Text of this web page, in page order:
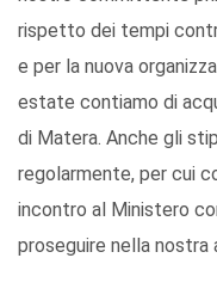
rispetto dei tempi
e per la nuova
estate contiamo di
di Matera. Anche gli
regolarmente, per cui
incontro al Ministero
proseguire nella nostra